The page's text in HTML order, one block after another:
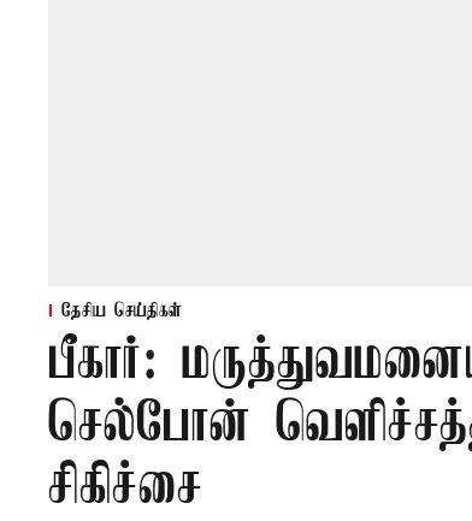
தேசிய செய்திகள்
பீகார்:
செல்போன்
சிகிச்சை